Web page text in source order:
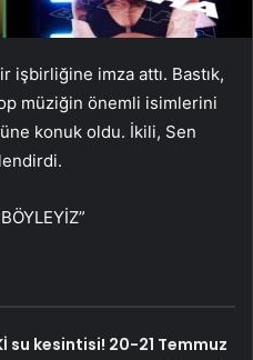
işbirliğine imza attı. Bastık,
müziğin önemli isimlerini
konuk oldu. İkili, Sen
su kesintisi! 20-21 Temmuz